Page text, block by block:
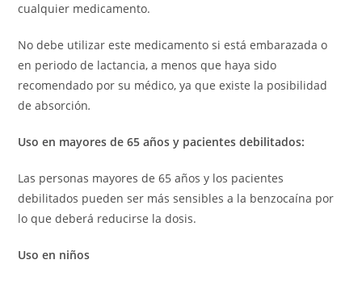
cualquier medicamento.
No debe utilizar este medicamento si está embarazada o
en periodo de lactancia, a menos que haya sido
recomendado por su médico, ya que existe la posibilidad
de absorción.
Uso en mayores de 65 años y pacientes debilitados:
Las personas mayores de 65 años y los pacientes
debilitados pueden ser más sensibles a la benzocaína por
lo que deberá reducirse la dosis.
Uso en niños